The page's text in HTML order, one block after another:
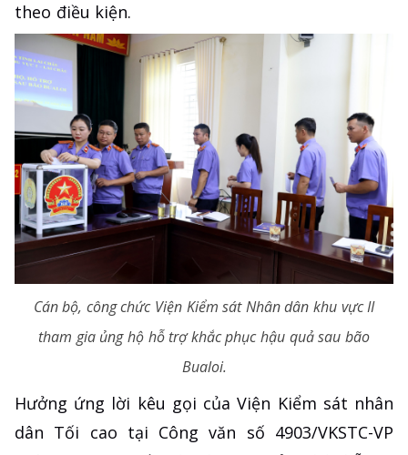
theo điều kiện.
Cán bộ, công chức Viện Kiểm sát Nhân dân khu vực II
tham gia ủng hộ hỗ trợ khắc phục hậu quả sau bão
Bualoi.
Hưởng ứng lời kêu gọi của Viện Kiểm sát nhân
dân Tối cao tại Công văn số 4903/VKSTC-VP